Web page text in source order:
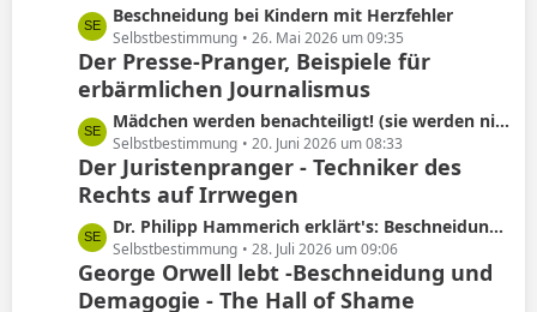
e
L
e
t
z
e
B
e
i
t
r
ä
g
Beschneidung bei Kindern mit Herzfehler
Selbstbestimmung 26. Mai 2026 um 09:35
Der Presse-Pranger, Beispiele für
erbärmlichen Journalismus
L
e
t
z
e
B
e
Mädchen werden benachteiligt! (sie werden nicht beschnitten)
Selbstbestimmung 20. Juni 2026 um 08:33
Der Juristenpranger - Techniker des
Rechts auf Irrwegen
L
e
t
z
Dr. Philipp Hammerich erklärt's: Beschneidung hat keine Spätfolgen!
Selbstbestimmung 28. Juli 2026 um 09:06
George Orwell lebt -Beschneidung und
Demagogie - The Hall of Shame